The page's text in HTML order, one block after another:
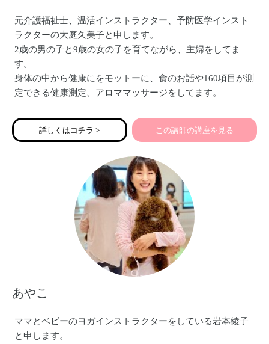
元介護福祉士、温活インストラクター、予防医学インスト
ラクターの大庭久美子と申します。
2歳の男の子と9歳の女の子を育てながら、主婦をしてま
す。
身体の中から健康にをモットーに、食のお話や160項目が測
定できる健康測定、アロママッサージをしてます。
詳しくはコチラ > この講師の講座を見る
あやこ
ママとベビーのヨガインストラクターをしている岩本綾子
と申します。